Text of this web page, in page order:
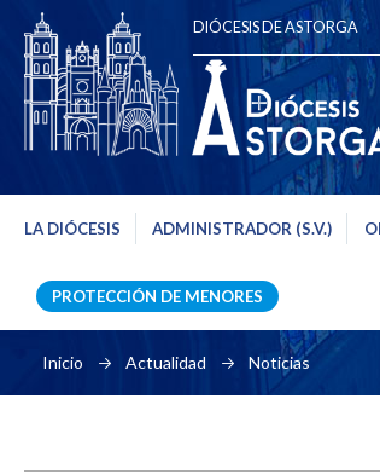
DIÓCESIS DE ASTORGA
LA DIÓCESIS ADMINISTRADOR (S.V.)
PROTECCIÓN DE MENORES
Inicio Actualidad Noticias